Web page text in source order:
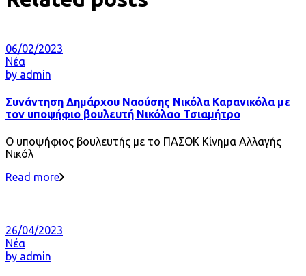
06/02/2023
Νέα
by admin
Συνάντηση Δημάρχου Ναούσης Νικόλα Καρανικόλα με
τον υποψήφιο βουλευτή Νικόλαο Τσιαμήτρο
Ο υποψήφιος βουλευτής με το ΠΑΣΟΚ Κίνημα Αλλαγής
Νικόλ
Read more
26/04/2023
Νέα
by admin